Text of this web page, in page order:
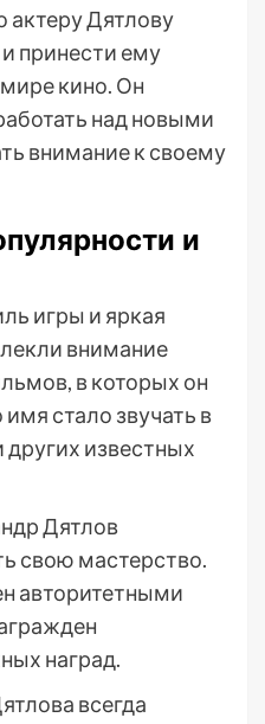
Дятлову
принести ему
мире кино. Он
над новыми
внимание к своему
и
игры и яркая
внимание
в которых он
стало звучать в
известных
Дятлов
свою мастерство.
авторитетными
наград.
всегда